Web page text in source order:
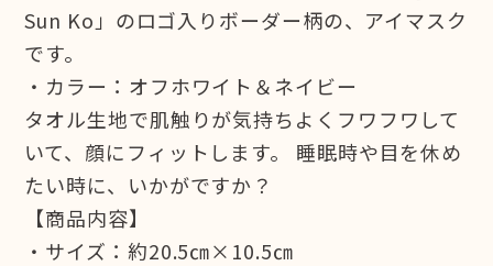
Sun Ko」のロゴ入りボーダー柄の、アイマスク
です。
・カラー：オフホワイト＆ネイビー
タオル生地で肌触りが気持ちよくフワフワして
いて、顔にフィットします。 睡眠時や目を休め
たい時に、いかがですか？
【商品内容】
・サイズ：約20.5㎝×10.5㎝